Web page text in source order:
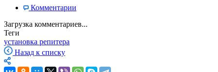
Комментарии
Загрузка комментариев...
Теги
установка репитера
Назад к списку